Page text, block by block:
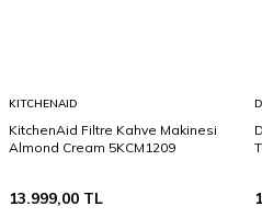
KITCHENAID
KitchenAid Filtre Kahve Makinesi
Almond Cream 5KCM1209
13.999,00 TL